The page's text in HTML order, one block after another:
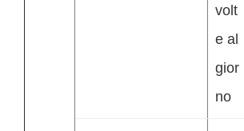
volt
e al
gior
no